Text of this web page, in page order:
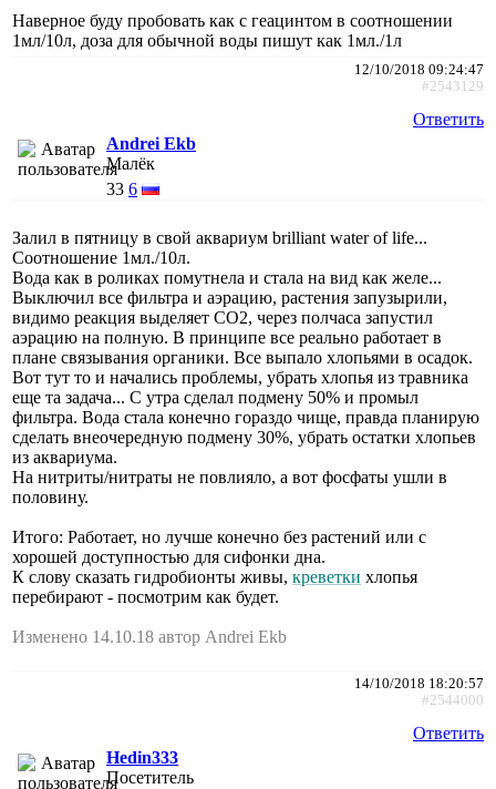
Наверное буду пробовать как с геацинтом в соотношении
1мл/10л, доза для обычной воды пишут как 1мл./1л
12/10/2018 09:24:47
#2543129
Ответить
Andrei Ekb
Малёк
33 6
Залил в пятницу в свой аквариум brilliant water of life...
Соотношение 1мл./10л.
Вода как в роликах помутнела и стала на вид как желе...
Выключил все фильтра и аэрацию, растения запузырили,
видимо реакция выделяет СО2, через полчаса запустил
аэрацию на полную. В принципе все реально работает в
плане связывания органики. Все выпало хлопьями в осадок.
Вот тут то и начались проблемы, убрать хлопья из травника
еще та задача... С утра сделал подмену 50% и промыл
фильтра. Вода стала конечно гораздо чище, правда планирую
сделать внеочередную подмену 30%, убрать остатки хлопьев
из аквариума.
На нитриты/нитраты не повлияло, а вот фосфаты ушли в
половину.
Итого: Работает, но лучше конечно без растений или с
хорошей доступностью для сифонки дна.
К слову сказать гидробионты живы, креветки хлопья
перебирают - посмотрим как будет.
Изменено 14.10.18 автор Andrei Ekb
14/10/2018 18:20:57
#2544000
Ответить
Hedin333
Посетитель